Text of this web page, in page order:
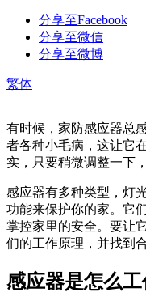
分享至Facebook
分享至微信
分享至微博
繁体
有时候，家防感应器总
者各种小毛病，这让它
实，只要稍微调整一下
感应器有多种类型，灯
功能来保护你的家。它
掌控家里的安全。要让
们的工作原理，并找到
感应器是怎么工